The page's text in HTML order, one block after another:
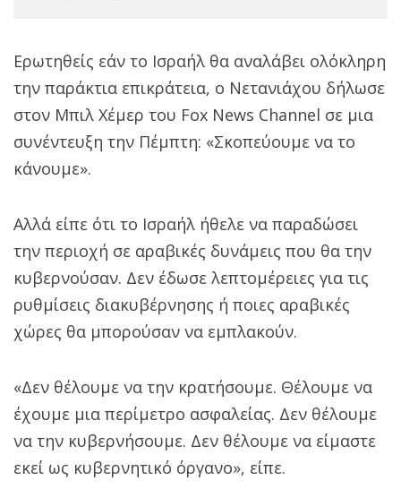
Ερωτηθείς εάν το Ισραήλ θα αναλάβει ολόκληρη
την παράκτια επικράτεια, ο Νετανιάχου δήλωσε
στον Μπιλ Χέμερ του Fox News Channel σε μια
συνέντευξη την Πέμπτη: «Σκοπεύουμε να το
κάνουμε».
Αλλά είπε ότι το Ισραήλ ήθελε να παραδώσει
την περιοχή σε αραβικές δυνάμεις που θα την
κυβερνούσαν. Δεν έδωσε λεπτομέρειες για τις
ρυθμίσεις διακυβέρνησης ή ποιες αραβικές
χώρες θα μπορούσαν να εμπλακούν.
«Δεν θέλουμε να την κρατήσουμε. Θέλουμε να
έχουμε μια περίμετρο ασφαλείας. Δεν θέλουμε
να την κυβερνήσουμε. Δεν θέλουμε να είμαστε
εκεί ως κυβερνητικό όργανο», είπε.